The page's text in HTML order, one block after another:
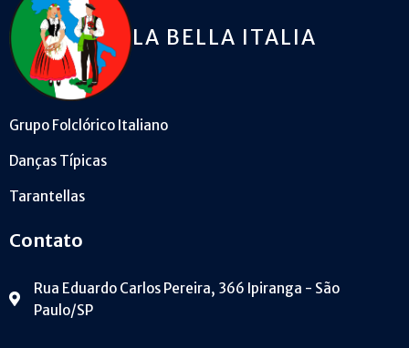
LA BELLA ITALIA
Grupo Folclórico Italiano
Danças Típicas
Tarantellas
Contato
Rua Eduardo Carlos Pereira, 366 Ipiranga - São
Paulo/SP